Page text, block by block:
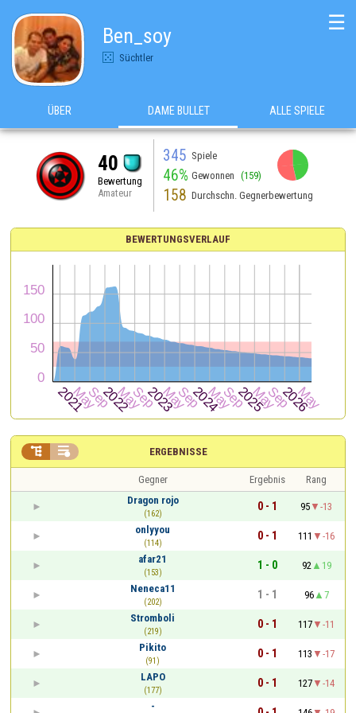
Ben_soy
Süchtler
☰
ÜBER DAME BULLET ALLE SPIELE
40
Bewertung
Amateur
345 Spiele
46% Gewonnen (159)
158 Durchschn. Gegnerbewertung
BEWERTUNGSVERLAUF
ERGEBNISSE
 
Gegner Ergebnis
Rang
Dragon rojo
(162)
0 - 1 95
-13
onlyyou
(114)
0 - 1 111
-16
afar21
(153)
1 - 0 92
19
Neneca11
(202)
1 - 1 96
7
Stromboli
(219)
0 - 1 117
-11
Pikito
(91)
0 - 1 113
-17
LAPO
(177)
0 - 1 127
-14
-